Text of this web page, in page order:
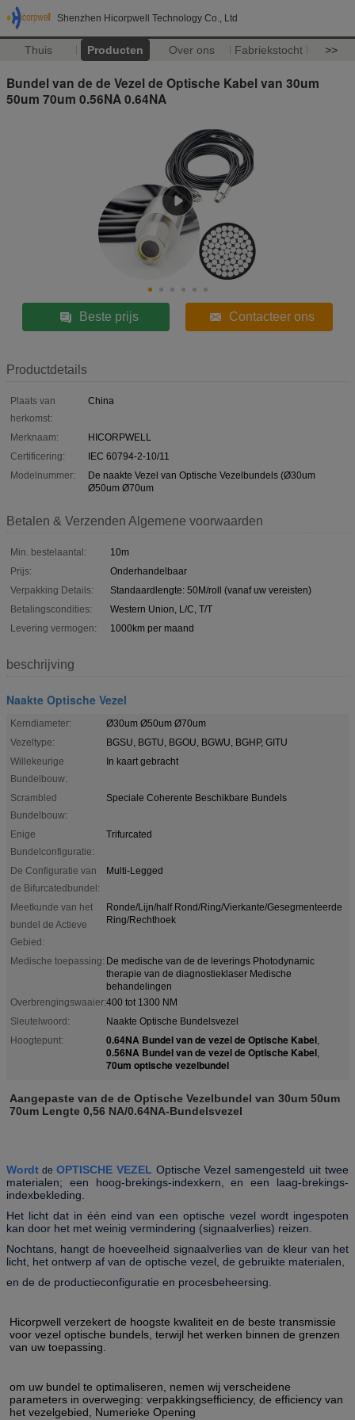
Shenzhen Hicorpwell Technology Co., Ltd
Thuis Producten Over ons Fabriekstocht >>
Bundel van de de Vezel de Optische Kabel van 30um
50um 70um 0.56NA 0.64NA
Beste prijs Contacteer ons
Productdetails
Plaats van
herkomst:
China
Merknaam:
HICORPWELL
Certificering:
IEC 60794-2-10/11
Modelnummer:
De naakte Vezel van Optische Vezelbundels (Ø30um
Ø50um Ø70um
Betalen & Verzenden Algemene voorwaarden
Min. bestelaantal:
10m
Prijs:
Onderhandelbaar
Verpakking Details:
Standaardlengte: 50M/roll (vanaf uw vereisten)
Betalingscondities:
Western Union, L/C, T/T
Levering vermogen:
1000km per maand
beschrijving
Naakte Optische Vezel
Kerndiameter:
Ø30um Ø50um Ø70um
Vezeltype:
BGSU, BGTU, BGOU, BGWU, BGHP, GITU
Willekeurige
Bundelbouw:
In kaart gebracht
Scrambled
Bundelbouw:
Speciale Coherente Beschikbare Bundels
Enige
Bundelconfiguratie:
Trifurcated
De Configuratie van
de Bifurcatedbundel:
Multi-Legged
Meetkunde van het
bundel de Actieve
Gebied:
Ronde/Lijn/half Rond/Ring/Vierkante/Gesegmenteerde
Ring/Rechthoek
Medische toepassing: De medische van de de leverings Photodynamic
therapie van de diagnostieklaser Medische
behandelingen
Overbrengingswaaier:400 tot 1300 NM
Sleutelwoord:
Naakte Optische Bundelsvezel
Hoogtepunt:
0.64NA Bundel van de vezel de Optische Kabel,
0.56NA Bundel van de vezel de Optische Kabel,
70um optische vezelbundel
Aangepaste van de de Optische Vezelbundel van 30um 50um
70um Lengte 0,56 NA/0.64NA-Bundelsvezel
Wordt de OPTISCHE VEZEL Optische Vezel samengesteld uit twee
materialen; een hoog-brekings-indexkern, en een laag-brekings-
indexbekleding.
Het licht dat in één eind van een optische vezel wordt ingespoten
kan door het met weinig vermindering (signaalverlies) reizen.
Nochtans, hangt de hoeveelheid signaalverlies van de kleur van het
licht, het ontwerp af van de optische vezel, de gebruikte materialen,
en de de productieconfiguratie en procesbeheersing.
Hicorpwell verzekert de hoogste kwaliteit en de beste transmissie
voor vezel optische bundels, terwijl het werken binnen de grenzen
van uw toepassing.
om uw bundel te optimaliseren, nemen wij verscheidene
parameters in overweging: verpakkingsefficiency, de efficiency van
het vezelgebied, Numerieke Opening